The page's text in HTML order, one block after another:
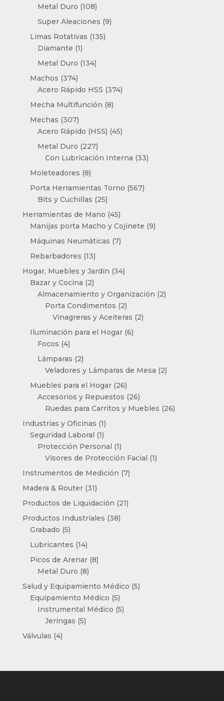
productos
Metal Duro 108108
productos
Super Aleaciones 99
Limas Rotativas 135135
Diamante 11
producto
Metal Duro 134134
Machos 374374
productos
Acero Rápido HSS 374374
Mecha Multifunción 88
Mechas 307307
productos
Acero Rápido (HSS) 4545
Metal Duro 227227
productos
Con Lubricación Interna 3333
Moleteadores 88
productos
Porta Herramientas Torno 567567
Bits y Cuchillas 2525
productos
Herramientas de Mano 4545
productos
Manijas porta Macho y Cojinete 99
Máquinas Neumáticas 77
Rebarbadores 1313
productos
Hogar, Muebles y Jardín 3434
Bazar y Cocina 22
productos
Almacenamiento y Organización 22
Porta Condimentos 22
productos
Vinagreras y Aceiteras 22
Iluminación para el Hogar 66
Focos 44
productos
Lámparas 22
productos
Veladores y Lámparas de Mesa 22
Muebles para el Hogar 2626
productos
Accesorios y Repuestos 2626
productos
Ruedas para Carritos y Muebles 2626
Industrias y Oficinas 11
producto
Seguridad Laboral 11
producto
Protección Personal 11
producto
Visores de Protección Facial 11
Instrumentos de Medición 77
Madera & Router 3131
productos
Productos de Liquidación 2121
Productos Industriales 3838
Grabado 55
productos
Lubricantes 1414
productos
Picos de Arenar 88
Metal Duro 88
productos
Salud y Equipamiento Médico 55
Equipamiento Médico 55
productos
Instrumental Médico 55
Jeringas 55
Válvulas 44